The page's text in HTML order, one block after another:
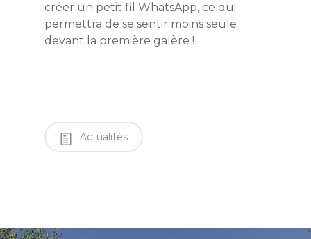
créer un petit fil WhatsApp, ce qui
permettra de se sentir moins seule
devant la première galère !
Actualités